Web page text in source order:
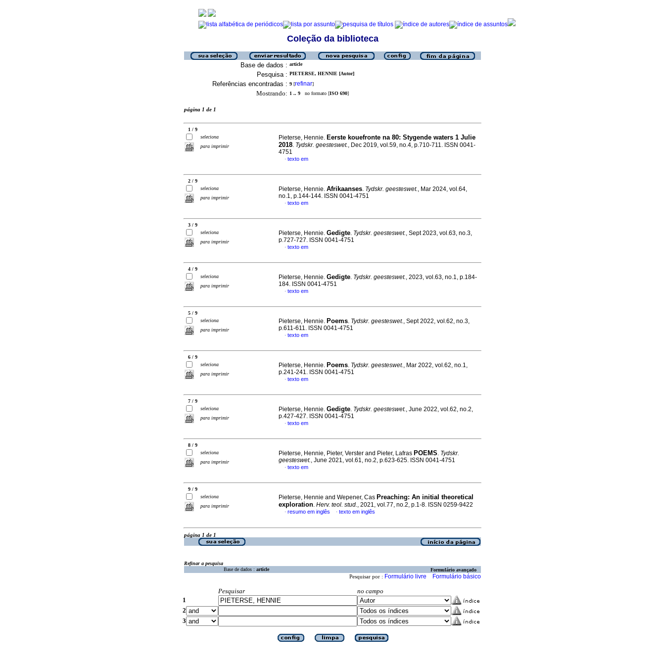
Coleção da biblioteca
Base de dados : article
Pesquisa : PIETERSE, HENNIE [Autor]
Referências encontradas : 9 [refinar]
Mostrando: 1 .. 9 no formato [ISO 690]
página 1 de 1
1 / 9
seleciona
para imprimir
Pieterse, Hennie. Eerste kouefronte na 80: Stygende waters 1 Julie
2018. Tydskr. geesteswet., Dec 2019, vol.59, no.4, p.710-711. ISSN 0041-
4751
· texto em
2 / 9
seleciona
para imprimir
Pieterse, Hennie. Afrikaanses. Tydskr. geesteswet., Mar 2024, vol.64,
no.1, p.144-144. ISSN 0041-4751
· texto em
3 / 9
seleciona
para imprimir
Pieterse, Hennie. Gedigte. Tydskr. geesteswet., Sept 2023, vol.63, no.3,
p.727-727. ISSN 0041-4751
· texto em
4 / 9
seleciona
para imprimir
Pieterse, Hennie. Gedigte. Tydskr. geesteswet., 2023, vol.63, no.1, p.184-
184. ISSN 0041-4751
· texto em
5 / 9
seleciona
para imprimir
Pieterse, Hennie. Poems. Tydskr. geesteswet., Sept 2022, vol.62, no.3,
p.611-611. ISSN 0041-4751
· texto em
6 / 9
seleciona
para imprimir
Pieterse, Hennie. Poems. Tydskr. geesteswet., Mar 2022, vol.62, no.1,
p.241-241. ISSN 0041-4751
· texto em
7 / 9
seleciona
para imprimir
Pieterse, Hennie. Gedigte. Tydskr. geesteswet., June 2022, vol.62, no.2,
p.427-427. ISSN 0041-4751
· texto em
8 / 9
seleciona
para imprimir
Pieterse, Hennie, Pieter, Verster and Pieter, Lafras POEMS. Tydskr.
geesteswet., June 2021, vol.61, no.2, p.623-625. ISSN 0041-4751
· texto em
9 / 9
seleciona
para imprimir
Pieterse, Hennie and Wepener, Cas Preaching: An initial theoretical
exploration. Herv. teol. stud., 2021, vol.77, no.2, p.1-8. ISSN 0259-9422
· resumo em inglês · texto em inglês
página 1 de 1
Refinar a pesquisa
Base de dados : article Formulário avançado
Pesquisar por : Formulário livre Formulário básico
Pesquisar
no campo
1
2
3